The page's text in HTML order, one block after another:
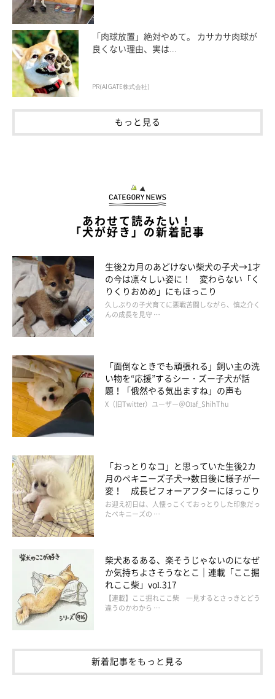
幸池重季（だんな）
「いぬのきもち」ほか、児童書や教育誌イラストを中心としたイ
ラスト制作をはじめ、パッケージイラスト、ゲームイラスト、キ
ャラクターデザインなど様々な媒体やジャンルで活動。
日本プロ野球「オリックス・バファローズ」の公式マスコットの
デザインを手がける（バファローブル・バファローベル）京都在
住。
「あうんのてんぽ」本編では、だんなとして登場する。
てんぽyoutubeチャンネル
「肉球放置」絶対やめて。 カサカサ肉球が
良くない理由、実は...
PR(AIGATE株式会社)
もっと見る
あわせて読みたい！
「犬が好き」の新着記事
生後2カ月のあどけない柴犬の子犬→1才
の今は凛々しい姿に！ 変わらない「く
りくりおめめ」にもほっこり
久しぶりの子犬育てに悪戦苦闘しながら、慎之介く
んの成長を見守 …
「面倒なときでも頑張れる」飼い主の洗
い物を“応援”するシー・ズー子犬が話
題！「俄然やる気出ますね」の声も
X（旧Twitter）ユーザー＠Olaf_ShihThu
「おっとりなコ」と思っていた生後2カ
月のペキニーズ子犬→数日後に様子が一
変！ 成長ビフォーアフターにほっこり
お迎え初日は、人懐っこくておっとりした印象だっ
たペキニーズの …
柴犬あるある、楽そうじゃないのになぜ
か気持ちよさそうなとこ｜連載「ここ掘
れここ柴」vol.317
【連載】ここ掘れここ柴 一見するとさっきとどう
違うのかわから …
新着記事をもっと見る